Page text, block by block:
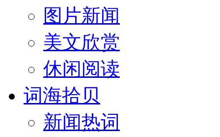
图片新闻
美文欣赏
休闲阅读
词海拾贝
新闻热词